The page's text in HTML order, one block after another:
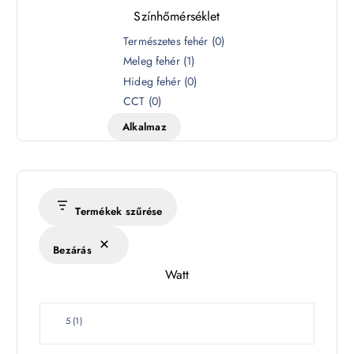
Színhőmérséklet
é
s
k
Természetes fehér (0)
Meleg fehér (1)
Hideg fehér (0)
CCT (0)
Alkalmaz
Termékek szűrése
Bezárás
Watt
W5 (1)